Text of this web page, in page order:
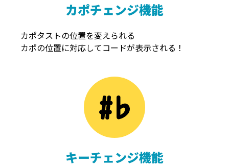
カポチェンジ機能
カポタストの位置を変えられる
カポの位置に対応してコードが表示される！
キーチェンジ機能